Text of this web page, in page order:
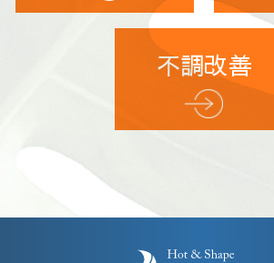
不調改善